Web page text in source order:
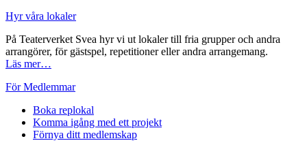
Hyr våra lokaler
På Teaterverket Svea hyr vi ut lokaler till fria grupper och andra
arrangörer, för gästspel, repetitioner eller andra arrangemang.
Läs mer…
För Medlemmar
Boka replokal
Komma igång med ett projekt
Förnya ditt medlemskap